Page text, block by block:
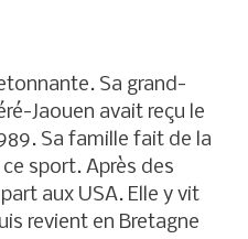
Sa grand-
Jaouen avait reçu le
Sa famille fait de la
sport. Après des
aux USA. Elle y vit
revient en Bretagne